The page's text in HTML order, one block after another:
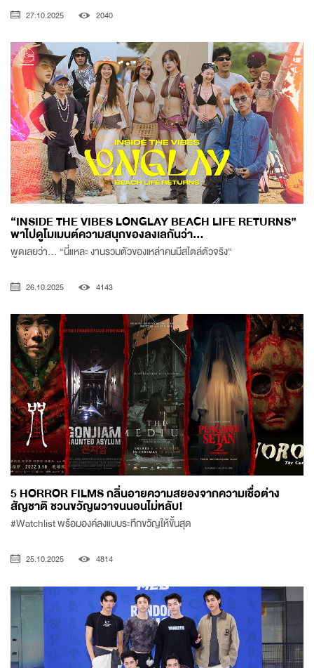
27.10.2025 2040
“INSIDE THE VIBES LONGLAY BEACH LIFE RETURNS”
พาไปดูโมเมนต์ความสนุกของลงเลกันว่า...
พูดเลยว่า… “นี่แหละ งานรวมตัวของเหล่าคนมีสไตล์ตัวจริง”
26.10.2025 4143
5 HORROR FILMS กลิ่นอายความสยองจากความเชื่อต่าง
สัญชาติ ชวนขวัญผวาจนนอนไม่หลับ!
#Watchlist พร้อมองค์ลงแบบระทึกขวัญให้ขั้นสุด
25.10.2025 4814